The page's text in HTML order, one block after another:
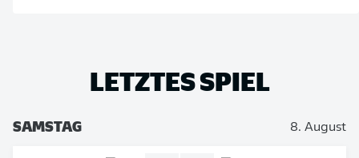
LETZTES SPIEL
SAMSTAG 8. August